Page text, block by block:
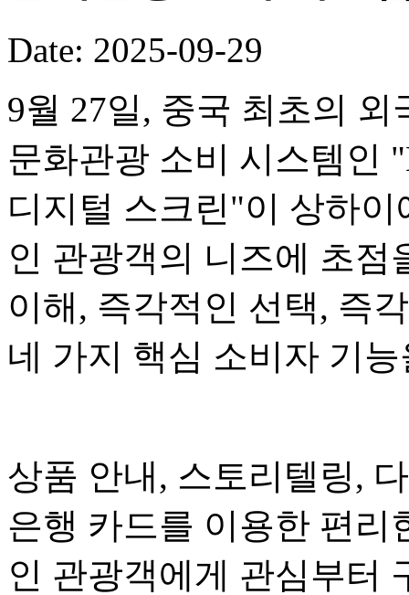
Date: 2025-09-29
9월 27일, 중국 최초의
문화관광 소비 시스템인
디지털 스크린"이 상하
인 관광객의 니즈에 초
이해, 즉각적인 선택, 즉
네 가지 핵심 소비자 기
상품 안내, 스토리텔링,
은행 카드를 이용한 편리
인 관광객에게 관심부터